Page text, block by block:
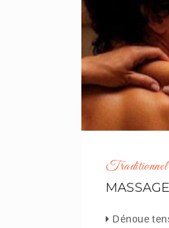
Traditionnel
Dénoue